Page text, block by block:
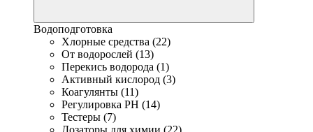
Водоподготовка
Хлорные средства (22)
От водорослей (13)
Перекись водорода (1)
Активный кислород (3)
Коагулянты (11)
Регулировка PH (14)
Тестеры (7)
Дозаторы для химии (22)